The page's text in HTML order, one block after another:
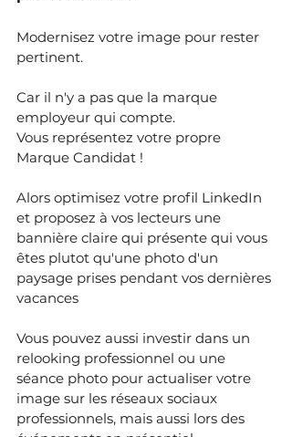
Modernisez votre image pour rester
pertinent.
Car il n'y a pas que la marque
employeur qui compte.
Vous représentez votre propre
Marque Candidat !
Alors optimisez votre profil LinkedIn
et proposez à vos lecteurs une
bannière claire qui présente qui vous
êtes plutot qu'une photo d'un
paysage prises pendant vos dernières
vacances
Vous pouvez aussi investir dans un
relooking professionnel ou une
séance photo pour actualiser votre
image sur les réseaux sociaux
professionnels, mais aussi lors des